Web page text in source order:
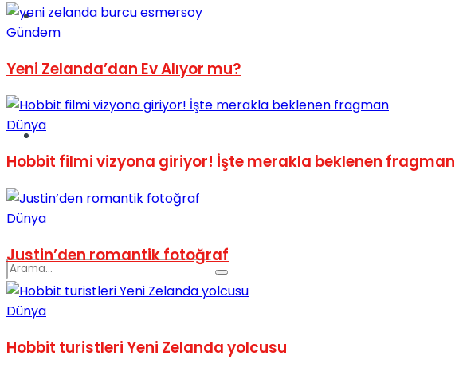
Spor
Podcast
Gündem
Yeni Zelanda’dan Ev Alıyor mu?
Dünya
Hobbit filmi vizyona giriyor! İşte merakla beklenen fragman
Dünya
Justin’den romantik fotoğraf
Dünya
Hobbit turistleri Yeni Zelanda yolcusu